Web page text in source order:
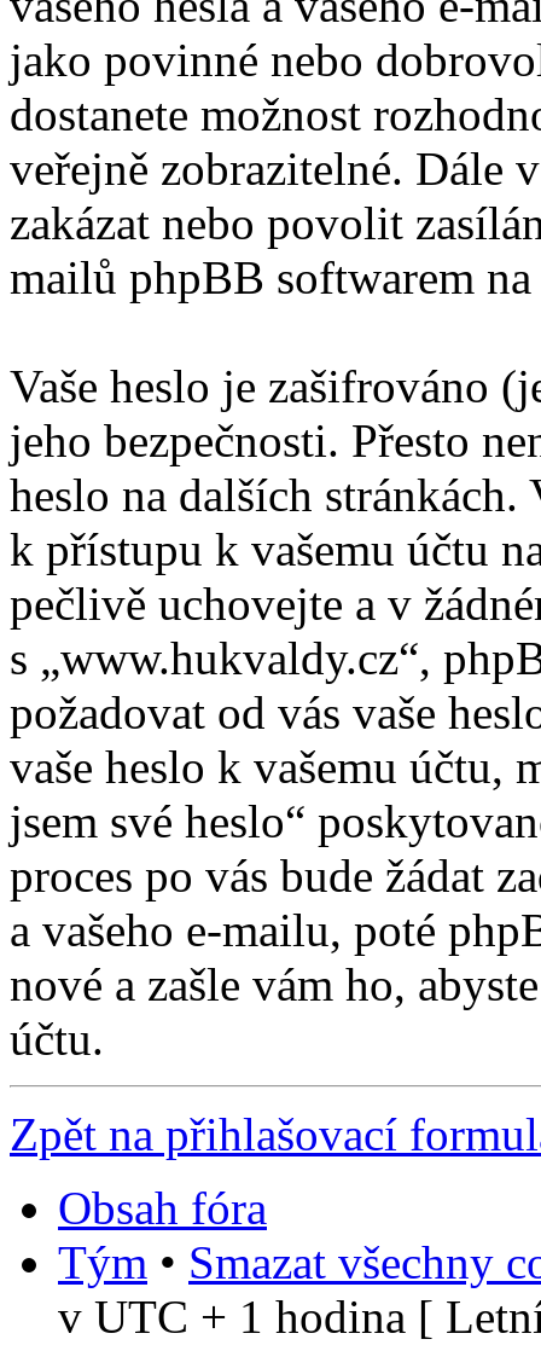
jako povinné nebo
dostanete možnost
veřejně zobrazitelné. Dále
zakázat nebo povolit
mailů phpBB softwarem
Vaše heslo je zašifrováno
jeho bezpečnosti. Přesto
heslo na dalších stránkách.
k přístupu k vašemu účtu
pečlivě uchovejte a v
s „www.hukvaldy.cz“,
požadovat od vás vaše
vaše heslo k vašemu účtu,
jsem své heslo“
proces po vás bude žádat
a vašeho e-mailu, poté
nové a zašle vám ho,
účtu.
Zpět na přihlašovací
Obsah fóra
Tým • Smazat všechny
v UTC + 1 hodina [